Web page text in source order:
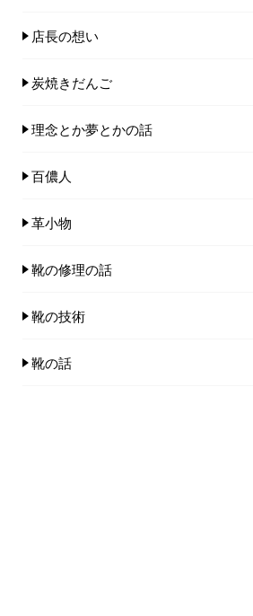
店長の想い
炭焼きだんご
理念とか夢とかの話
百儂人
革小物
靴の修理の話
靴の技術
靴の話